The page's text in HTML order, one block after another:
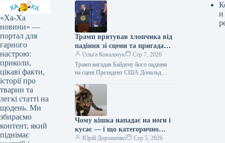
«Ха-Ха
новини» —
портал для
гарного
настрою:
приколи,
цікаві факти,
історії про
тварин та
легкі статті на
щодень. Ми
збираємо
контент, який
піднімає
Трамп врятував хлопчика від
падіння зі сцени та пригадав
Байдена (відео)
Ольга Ковальчук
Сер 7, 2026
Трамп нагадав Байдену його падіння
на сцені Президент США Дональд
сцени та обмовився про…
Чому кішка нападає на ноги і
кусає — і що категорично
заборонено робити у відповідь
Юрій Дорошенко Сер 5, 2026
и